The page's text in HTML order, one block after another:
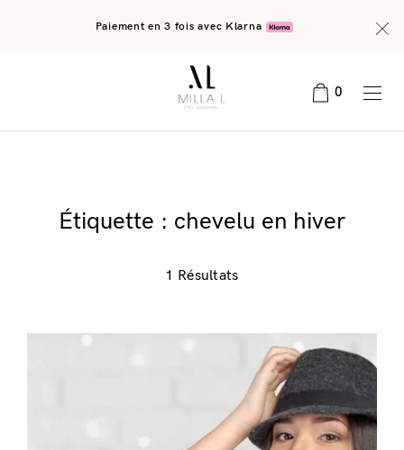
Paiement en 3 fois avec Klarna
0
Étiquette : chevelu en hiver
1 Résultats